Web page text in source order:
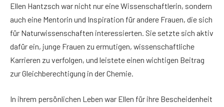
Ellen Hantzsch war nicht nur eine Wissenschaftlerin, sondern
auch eine Mentorin und Inspiration für andere Frauen, die sich
für Naturwissenschaften interessierten. Sie setzte sich aktiv
dafür ein, junge Frauen zu ermutigen, wissenschaftliche
Karrieren zu verfolgen, und leistete einen wichtigen Beitrag
zur Gleichberechtigung in der Chemie.
In ihrem persönlichen Leben war Ellen für ihre Bescheidenheit